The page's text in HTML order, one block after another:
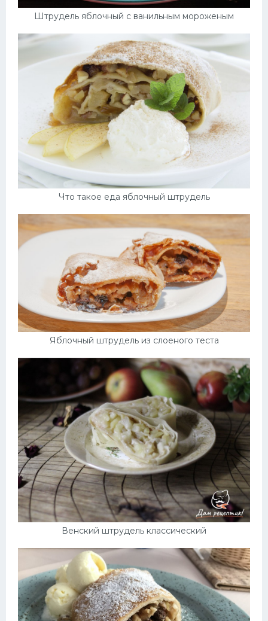
Штрудель яблочный с ванильным мороженым
Что такое еда яблочный штрудель
Яблочный штрудель из слоеного теста
Венский штрудель классический